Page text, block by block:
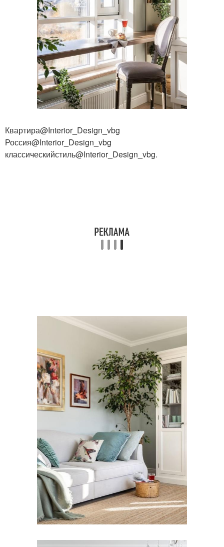
Квартира@Interior_Design_vbg
Россия@Interior_Design_vbg
классическийстиль@Interior_Design_vbg.